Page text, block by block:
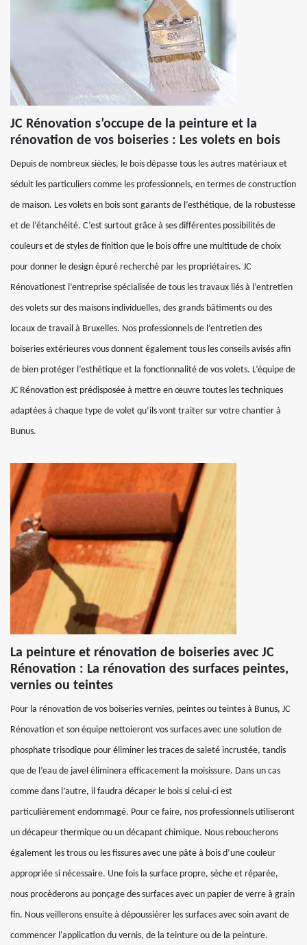
JC Rénovation s’occupe de la peinture et la
rénovation de vos boiseries : Les volets en bois
Depuis de nombreux siècles, le bois dépasse tous les autres matériaux et
séduit les particuliers comme les professionnels, en termes de construction
de maison. Les volets en bois sont garants de l’esthétique, de la robustesse
et de l’étanchéité. C’est surtout grâce à ses différentes possibilités de
couleurs et de styles de finition que le bois offre une multitude de choix
pour donner le design épuré recherché par les propriétaires. JC
Rénovationest l’entreprise spécialisée de tous les travaux liés à l’entretien
des volets sur des maisons individuelles, des grands bâtiments ou des
locaux de travail à Bruxelles. Nos professionnels de l’entretien des
boiseries extérieures vous donnent également tous les conseils avisés afin
de bien protéger l’esthétique et la fonctionnalité de vos volets. L’équipe de
JC Rénovation est prédisposée à mettre en œuvre toutes les techniques
adaptées à chaque type de volet qu’ils vont traiter sur votre chantier à
Bunus.
La peinture et rénovation de boiseries avec JC
Rénovation : La rénovation des surfaces peintes,
vernies ou teintes
Pour la rénovation de vos boiseries vernies, peintes ou teintes à Bunus, JC
Rénovation et son équipe nettoieront vos surfaces avec une solution de
phosphate trisodique pour éliminer les traces de saleté incrustée, tandis
que de l’eau de javel éliminera efficacement la moisissure. Dans un cas
comme dans l’autre, il faudra décaper le bois si celui-ci est
particulièrement endommagé. Pour ce faire, nos professionnels utiliseront
un décapeur thermique ou un décapant chimique. Nous reboucherons
également les trous ou les fissures avec une pâte à bois d’une couleur
appropriée si nécessaire. Une fois la surface propre, sèche et réparée,
nous procèderons au ponçage des surfaces avec un papier de verre à grain
fin. Nous veillerons ensuite à dépoussiérer les surfaces avec soin avant de
commencer l'application du vernis, de la teinture ou de la peinture.